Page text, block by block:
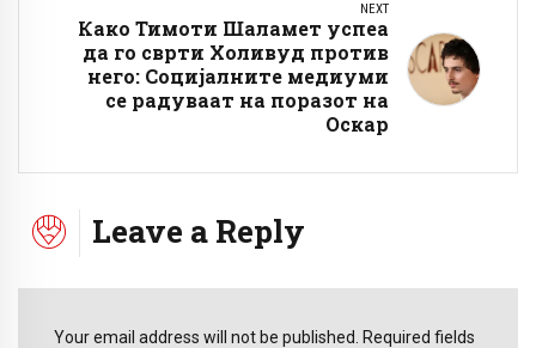
NEXT
Како Тимоти Шаламет успеа
да го сврти Холивуд против
него: Социјалните медиуми
се радуваат на поразот на
Оскар
Leave a Reply
Your email address will not be published. Required fields